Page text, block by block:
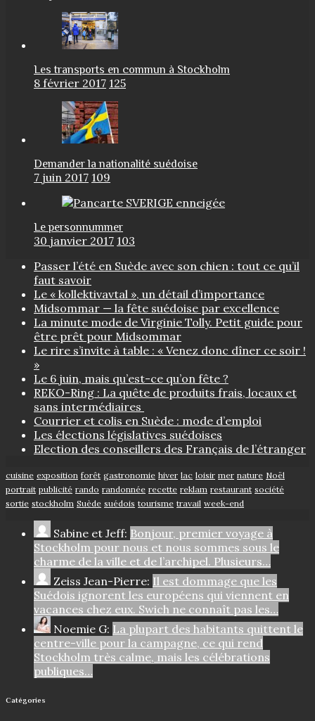
Les transports en commun à Stockholm
8 février 2017 125
Demander la nationalité suédoise
7 juin 2017 109
Le personnummer
30 janvier 2017 103
Passer l’été en Suède avec son chien : tout ce qu’il
faut savoir
Le « kollektivavtal », un détail d’importance
Midsommar — la fête suédoise par excellence
La minute mode de Virginie Tolly. Petit guide pour
être prêt pour Midsommar
Le rire s’invite à table : « Venez donc dîner ce soir !
»
Le 6 juin, mais qu’est-ce qu’on fête ?
REKO-Ring : La quête de produits frais, locaux et
sans intermédiaires
Courrier et colis en Suède : mode d’emploi
Les élections législatives suédoises
Election des conseillers des Français de l’étranger
cuisine exposition forêt gastronomie hiver lac loisir mer nature Noël
portrait publicité rando randonnée recette reklam restaurant société
sortie stockholm Suède suédois tourisme travail week-end
Sabine et Jeff: Bonjour, premier voyage à
Stockholm pour nous et nous sommes sous le
charme de la ville et de l’archipel. Plusieurs…
Zeiss Jean-Pierre: Il est dommage que les
Suédois ignorent les européens qui viennent en
vacances chez eux. Swich ne connaît pas les…
Noemie G: La plupart des habitants quittent le
centre-ville pour la campagne, ce qui rend
Stockholm très calme, mais les célébrations
publiques…
Catégories